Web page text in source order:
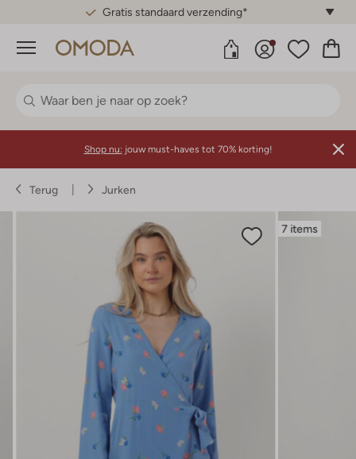
Gratis standaard verzending*
Menu
Shop nu: jouw must-haves tot 70% korting!
Terug Jurken
7 items